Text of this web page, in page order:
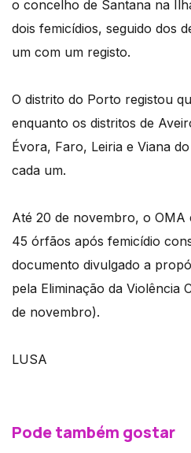
o concelho de Santana na
dois femicídios, seguido dos
um com um registo.
O distrito do Porto registou
enquanto os distritos de
Évora, Faro, Leiria e Viana
cada um.
Até 20 de novembro, o
45 órfãos após femicídio
documento divulgado a
pela Eliminação da Violência
de novembro).
LUSA
Pode também gostar